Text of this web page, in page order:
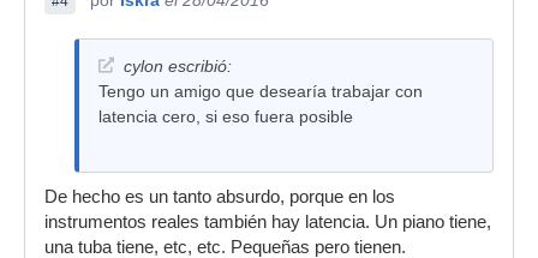
cylon escribió:
Tengo un amigo que desearía trabajar con
latencia cero, si eso fuera posible
De hecho es un tanto absurdo, porque en los
instrumentos reales también hay latencia. Un piano tiene,
una tuba tiene, etc, etc. Pequeñas pero tienen.